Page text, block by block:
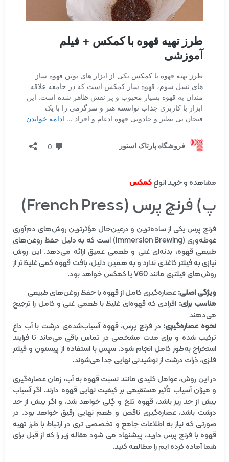
مشاهده و خرید انواعکمکس
پ) فرنچ پرس (French Press)
فرنچ پرس یکی از ساده‌ترین و درعین‌حال مؤثرترین روش‌های دم‌آوری
غوطه‌وری (Immersion Brewing) است که به دلیل حفظ روغن‌های
طبیعی قهوه، بدنه‌ای غنی و طعمی عمیق ارائه می‌دهد. این روش
نیازی به فیلتر کاغذی ندارد و به همین دلیل، بافت قهوه کمی غلیظ‌تر از
روش‌های فیلتری مانند V60 یا کمکس خواهد بود.
ویژگی اصلی:عصاره‌گیری کامل از قهوه با حفظ روغن‌های طبیعی
مناسب برای: افرادی که قهوه‌ای غلیظ با طعمی غنی و کامل را ترجیح
می‌دهند
نحوه عصاره‌گیری: در فرنچ پرس، قهوه آسیاب‌شده‌ی درشت با آب داغ
ترکیب شده و برای مدت مشخصی در تماس باقی می‌ماند تا فرایند
استخراج به‌طور کامل انجام شود. سپس با استفاده از پیستون و فیلتر
فلزی، ذرات درشت از نوشیدنی نهایی جدا می‌شوند.
در این روش، عوامل کلیدی مانند نسبت قهوه به آب، زمان عصاره‌گیری
و میزان آسیاب تأثیر مستقیمی بر کیفیت نهایی قهوه دارند. اگر آسیاب
بیش از حد ریز باشد، قهوه تلخ و گِلی خواهد شد، و اگر بیش از حد
درشت باشد، عصاره‌گیری ناقص و طعم نهایی رقیق خواهد بود. در
صورتی که نیاز به اطلاعات جامع و تخصصی تری در ارتباط با طرز تهیه
قهوه با فرنچ پرس دارید، پیشنهاد می شود مقاله زیر را که از قبل برای
شما آماده کرده ایم را مطالعه کنید.